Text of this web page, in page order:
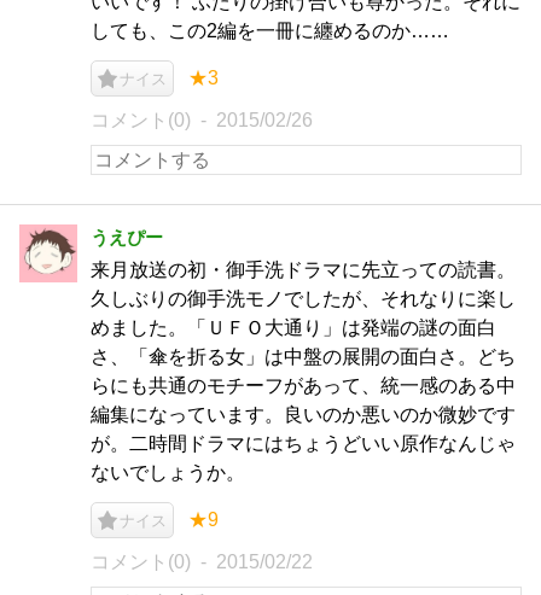
しても、この2編を一冊に纏めるのか……
ナイス ★3
コメント(0) 2015/02/26
うえぴー
来月放送の初・御手洗ドラマに先立っての読書。
久しぶりの御手洗モノでしたが、それなりに楽し
めました。「ＵＦＯ大通り」は発端の謎の面白
さ、「傘を折る女」は中盤の展開の面白さ。どち
らにも共通のモチーフがあって、統一感のある中
編集になっています。良いのか悪いのか微妙です
が。二時間ドラマにはちょうどいい原作なんじゃ
ないでしょうか。
ナイス ★9
コメント(0) 2015/02/22